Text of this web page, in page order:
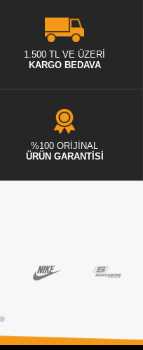
1.500 TL VE ÜZERİ
KARGO BEDAVA
%100 ORİJİNAL
ÜRÜN GARANTİSİ